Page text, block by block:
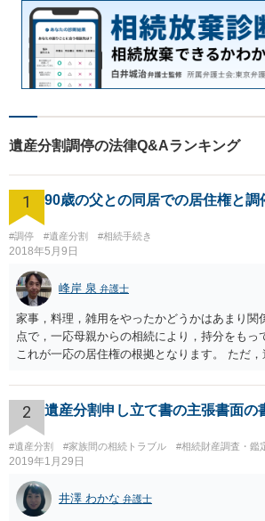
遺産分割調停の法律Q&Aランキング
1 90歳の父との同居での居住権と調
#調停 #遺産分割 #相続手続き
2018年5月9日
峰岸 泉 弁護士
家事，料理，雑用をやったかどうかはあまり関
点で，一応母親からの相続により，持分をもっ
これが一応の居住権の根拠となります。 ただ
2 遺産分割申し立て書の主張書面の
#遺産分割 #家族間の相続トラブル #相続財産調査・鑑
2019年1月29日
井澤 わかな 弁護士